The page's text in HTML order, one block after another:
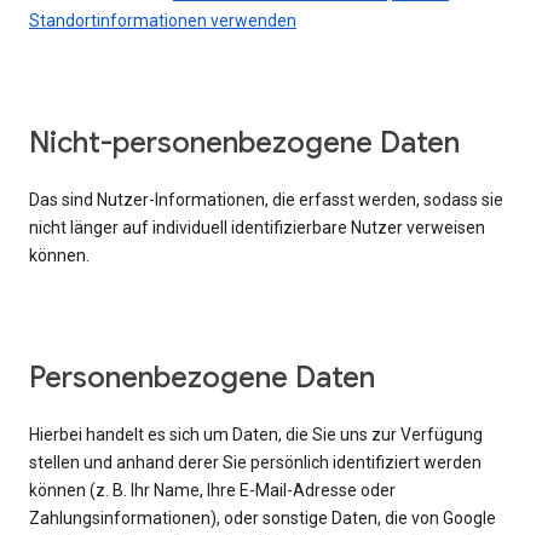
Standortinformationen verwenden
Nicht-personenbezogene Daten
Das sind Nutzer-Informationen, die erfasst werden, sodass sie
nicht länger auf individuell identifizierbare Nutzer verweisen
können.
Personenbezogene Daten
Hierbei handelt es sich um Daten, die Sie uns zur Verfügung
stellen und anhand derer Sie persönlich identifiziert werden
können (z. B. Ihr Name, Ihre E-Mail-Adresse oder
Zahlungsinformationen), oder sonstige Daten, die von Google